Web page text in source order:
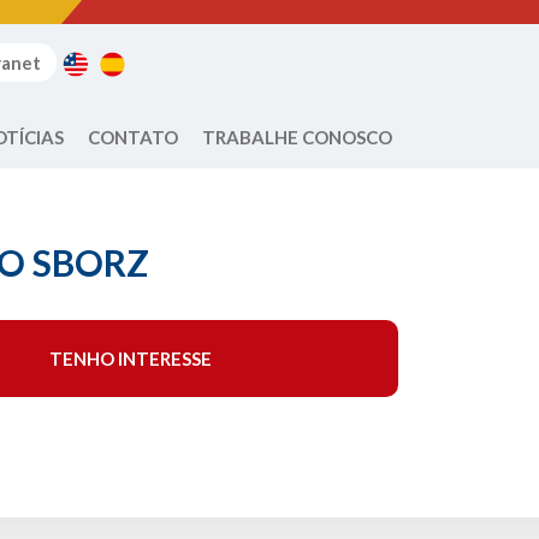
CONTATO TRABALHE CONOSCO
SBORZ
TENHO INTERESSE